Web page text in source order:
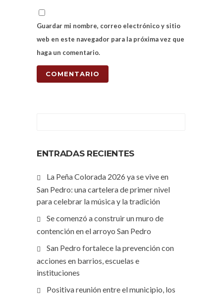
Guardar mi nombre, correo electrónico y sitio
web en este navegador para la próxima vez que
haga un comentario.
ENTRADAS RECIENTES
La Peña Colorada 2026 ya se vive en
San Pedro: una cartelera de primer nivel
para celebrar la música y la tradición
Se comenzó a construir un muro de
contención en el arroyo San Pedro
San Pedro fortalece la prevención con
acciones en barrios, escuelas e
instituciones
Positiva reunión entre el municipio, los